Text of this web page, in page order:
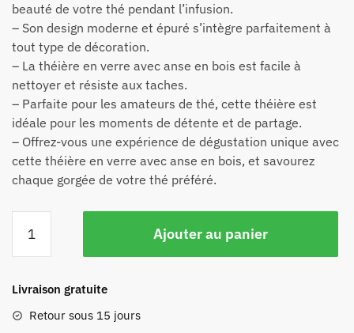
beauté de votre thé pendant l’infusion.
– Son design moderne et épuré s’intègre parfaitement à
tout type de décoration.
– La théière en verre avec anse en bois est facile à
nettoyer et résiste aux taches.
– Parfaite pour les amateurs de thé, cette théière est
idéale pour les moments de détente et de partage.
– Offrez-vous une expérience de dégustation unique avec
cette théière en verre avec anse en bois, et savourez
chaque gorgée de votre thé préféré.
Ajouter au panier
Livraison gratuite
Retour sous 15 jours